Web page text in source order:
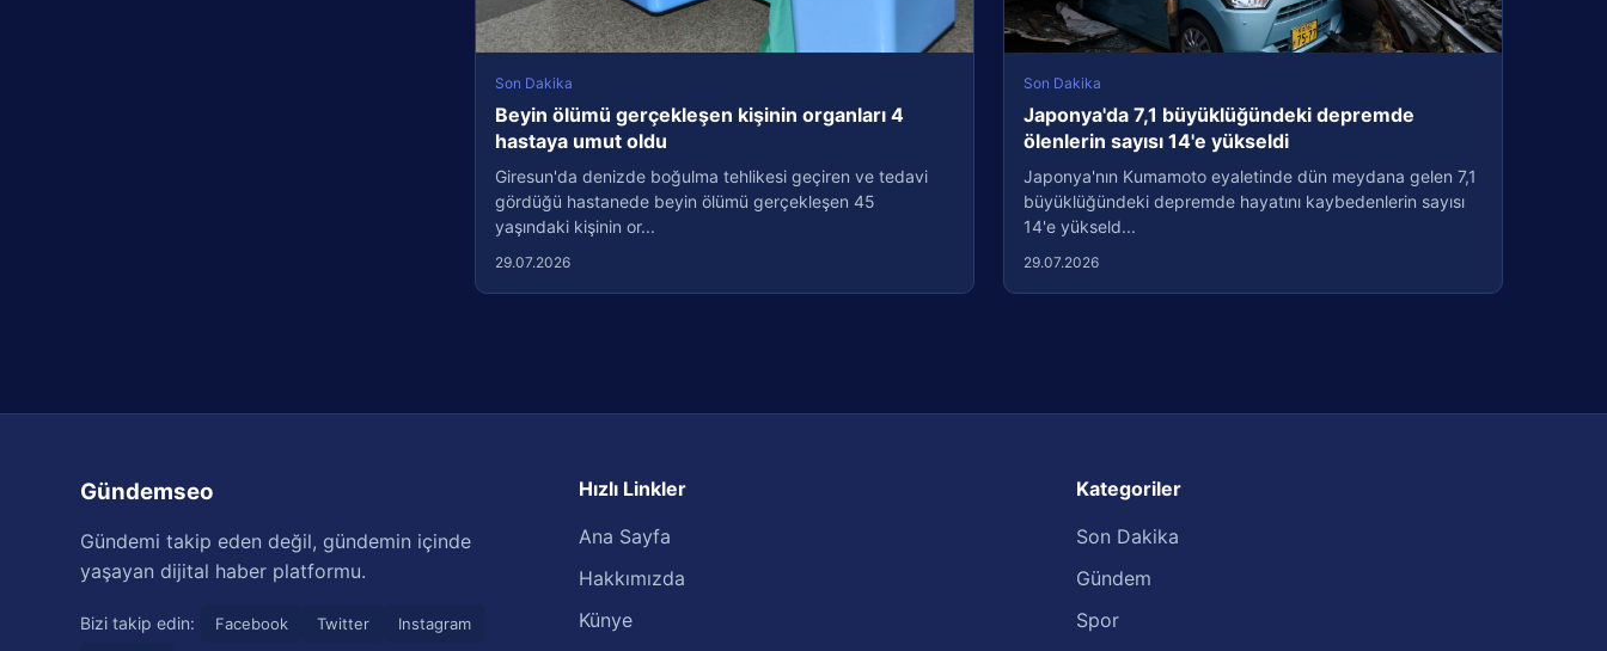
Son Dakika
Beyin ölümü gerçekleşen kişinin organları 4
hastaya umut oldu
Giresun'da denizde boğulma tehlikesi geçiren ve tedavi
gördüğü hastanede beyin ölümü gerçekleşen 45
yaşındaki kişinin or...
29.07.2026
Son Dakika
Japonya'da 7,1 büyüklüğündeki depremde
ölenlerin sayısı 14'e yükseldi
Japonya'nın Kumamoto eyaletinde dün meydana gelen 7,1
büyüklüğündeki depremde hayatını kaybedenlerin sayısı
14'e yükseld...
29.07.2026
Gündemseo
Gündemi takip eden değil, gündemin içinde
yaşayan dijital haber platformu.
Bizi takip edin: Facebook Twitter Instagram
Hızlı Linkler
Ana Sayfa
Hakkımızda
Künye
Kategoriler
Son Dakika
Gündem
Spor